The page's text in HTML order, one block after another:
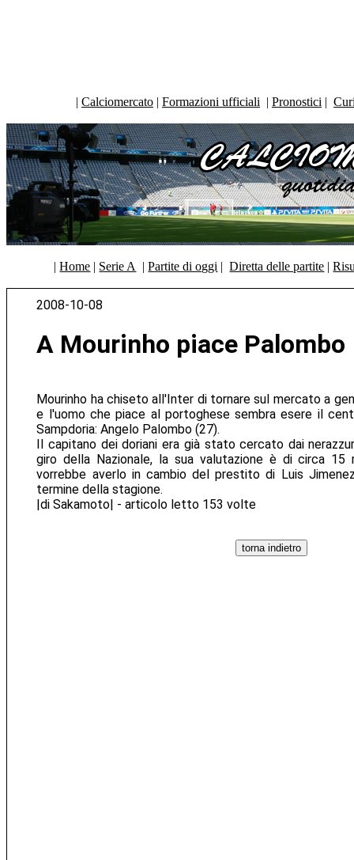
| Calciomercato | Formazioni ufficiali | Pronostici |
|Home | Serie A |Partite di oggi |Diretta delle partite |
2008-10-08
A Mourinho piace Palombo
Mourinho ha chiseto all'Inter di tornare sul mercato a
e l'uomo che piace al portoghese sembra esere il
Sampdoria: Angelo Palombo (27).
Il capitano dei doriani era già stato cercato dai
giro della Nazionale, la sua valutazione è di circa 15
vorrebbe averlo in cambio del prestito di Luis
termine della stagione.
|di Sakamoto| - articolo letto 153 volte